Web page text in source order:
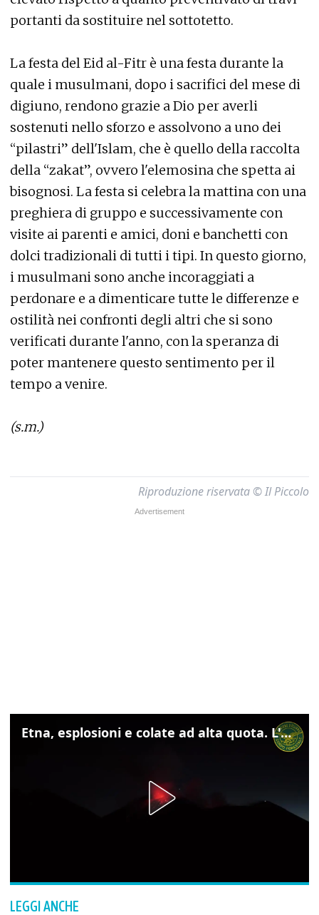
portanti da sostituire nel sottotetto.
La festa del Eid al-Fitr è una festa durante la
quale i musulmani, dopo i sacrifici del mese di
digiuno, rendono grazie a Dio per averli
sostenuti nello sforzo e assolvono a uno dei
“pilastri” dell'Islam, che è quello della raccolta
della “zakat”, ovvero l'elemosina che spetta ai
bisognosi. La festa si celebra la mattina con una
preghiera di gruppo e successivamente con
visite ai parenti e amici, doni e banchetti con
dolci tradizionali di tutti i tipi. In questo giorno,
i musulmani sono anche incoraggiati a
perdonare e a dimenticare tutte le differenze e
ostilità nei confronti degli altri che si sono
verificati durante l'anno, con la speranza di
poter mantenere questo sentimento per il
tempo a venire.
(s.m.)
Riproduzione riservata © Il Piccolo
Etna, esplosioni e colate ad alta quota. L'aeroporto di Catania verso la normalità
LEGGI ANCHE